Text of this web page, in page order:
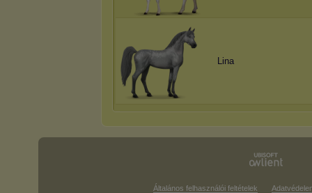
Lina
Általános felhasználói feltételek